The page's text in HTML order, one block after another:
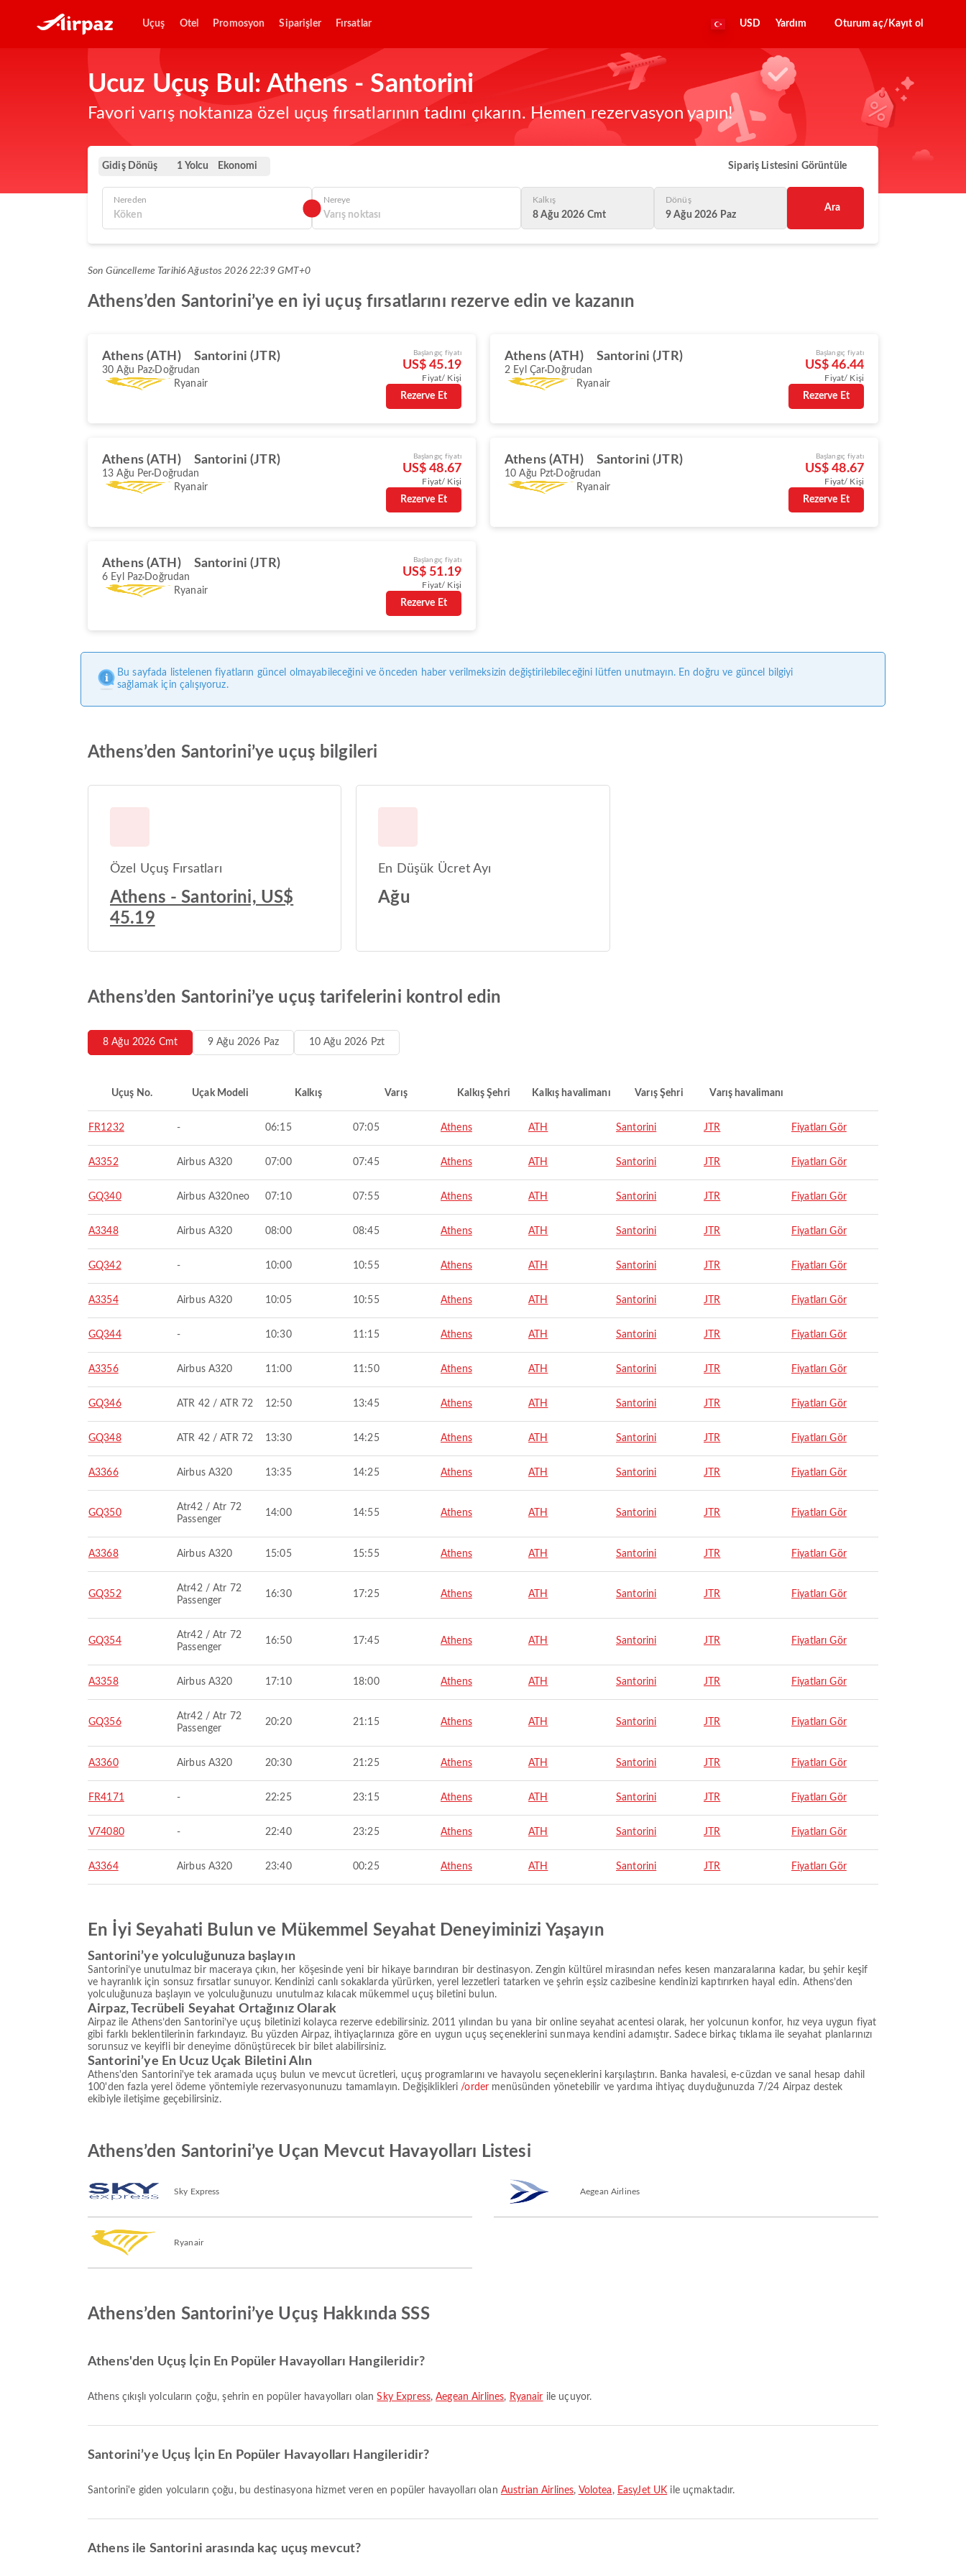
Uçuş Otel Promosyon Siparişler Fırsatlar USD Yardım Oturum aç/Kayıt ol
Ucuz Uçuş Bul: Athens - Santorini
Favori varış noktanıza özel uçuş fırsatlarının tadını çıkarın. Hemen rezervasyon yapın!
Gidiş Dönüş 1 Yolcu Ekonomi Sipariş Listesini Görüntüle
Nereden Nereye Kalkış
8 Ağu 2026 Cmt
Dönüş
9 Ağu 2026 Paz
Ara
Son Güncelleme Tarihi6 Ağustos 2026 22:39 GMT+0
Athens’den Santorini’ye en iyi uçuş fırsatlarını rezerve edin ve kazanın
Athens (ATH) Santorini (JTR)
30 Ağu Paz Doğrudan
Ryanair
Başlangıç fiyatı
US$ 45.19
Fiyat/ Kişi
Rezerve Et
Athens (ATH) Santorini (JTR)
2 Eyl Çar Doğrudan
Ryanair
Başlangıç fiyatı
US$ 46.44
Fiyat/ Kişi
Rezerve Et
Athens (ATH) Santorini (JTR)
13 Ağu Per Doğrudan
Ryanair
Başlangıç fiyatı
US$ 48.67
Fiyat/ Kişi
Rezerve Et
Athens (ATH) Santorini (JTR)
10 Ağu Pzt Doğrudan
Ryanair
Başlangıç fiyatı
US$ 48.67
Fiyat/ Kişi
Rezerve Et
Athens (ATH) Santorini (JTR)
6 Eyl Paz Doğrudan
Ryanair
Başlangıç fiyatı
US$ 51.19
Fiyat/ Kişi
Rezerve Et
Bu sayfada listelenen fiyatların güncel olmayabileceğini ve önceden haber verilmeksizin değiştirilebileceğini lütfen unutmayın. En doğru ve güncel bilgiyi
sağlamak için çalışıyoruz.
Athens’den Santorini’ye uçuş bilgileri
Özel Uçuş Fırsatları
Athens - Santorini, US$
45.19
En Düşük Ücret Ayı
Ağu
Athens’den Santorini’ye uçuş tarifelerini kontrol edin
8 Ağu 2026 Cmt 9 Ağu 2026 Paz 10 Ağu 2026 Pzt
Uçuş No. Uçak Modeli Kalkış Varış Kalkış Şehri Kalkış havalimanı Varış Şehri Varış havalimanı
FR1232 - 06:15 07:05 Athens ATH Santorini JTR Fiyatları Gör
A3352 Airbus A320 07:00 07:45 Athens ATH Santorini JTR Fiyatları Gör
GQ340 Airbus A320neo 07:10 07:55 Athens ATH Santorini JTR Fiyatları Gör
A3348 Airbus A320 08:00 08:45 Athens ATH Santorini JTR Fiyatları Gör
GQ342 - 10:00 10:55 Athens ATH Santorini JTR Fiyatları Gör
A3354 Airbus A320 10:05 10:55 Athens ATH Santorini JTR Fiyatları Gör
GQ344 - 10:30 11:15 Athens ATH Santorini JTR Fiyatları Gör
A3356 Airbus A320 11:00 11:50 Athens ATH Santorini JTR Fiyatları Gör
GQ346 ATR 42 / ATR 72 12:50 13:45 Athens ATH Santorini JTR Fiyatları Gör
GQ348 ATR 42 / ATR 72 13:30 14:25 Athens ATH Santorini JTR Fiyatları Gör
A3366 Airbus A320 13:35 14:25 Athens ATH Santorini JTR Fiyatları Gör
GQ350
Atr42 / Atr 72
Passenger
14:00 14:55 Athens ATH Santorini JTR Fiyatları Gör
A3368 Airbus A320 15:05 15:55 Athens ATH Santorini JTR Fiyatları Gör
GQ352
Atr42 / Atr 72
Passenger
16:30 17:25 Athens ATH Santorini JTR Fiyatları Gör
GQ354
Atr42 / Atr 72
Passenger
16:50 17:45 Athens ATH Santorini JTR Fiyatları Gör
A3358 Airbus A320 17:10 18:00 Athens ATH Santorini JTR Fiyatları Gör
GQ356
Atr42 / Atr 72
Passenger
20:20 21:15 Athens ATH Santorini JTR Fiyatları Gör
A3360 Airbus A320 20:30 21:25 Athens ATH Santorini JTR Fiyatları Gör
FR4171 - 22:25 23:15 Athens ATH Santorini JTR Fiyatları Gör
V74080 - 22:40 23:25 Athens ATH Santorini JTR Fiyatları Gör
A3364 Airbus A320 23:40 00:25 Athens ATH Santorini JTR Fiyatları Gör
En İyi Seyahati Bulun ve Mükemmel Seyahat Deneyiminizi Yaşayın
Santorini’ye yolculuğunuza başlayın
Santorini’ye unutulmaz bir maceraya çıkın, her köşesinde yeni bir hikaye barındıran bir destinasyon. Zengin kültürel mirasından nefes kesen manzaralarına kadar, bu şehir keşif
ve hayranlık için sonsuz fırsatlar sunuyor. Kendinizi canlı sokaklarda yürürken, yerel lezzetleri tatarken ve şehrin eşsiz cazibesine kendinizi kaptırırken hayal edin. Athens’den
yolculuğunuza başlayın ve yolculuğunuzu unutulmaz kılacak mükemmel uçuş biletini bulun.
Airpaz, Tecrübeli Seyahat Ortağınız Olarak
Airpaz ile Athens’den Santorini’ye uçuş biletinizi kolayca rezerve edebilirsiniz. 2011 yılından bu yana bir online seyahat acentesi olarak, her yolcunun konfor, hız veya uygun fiyat
gibi farklı beklentilerinin farkındayız. Bu yüzden Airpaz, ihtiyaçlarınıza göre en uygun uçuş seçeneklerini sunmaya kendini adamıştır. Sadece birkaç tıklama ile seyahat planlarınızı
sorunsuz ve keyifli bir deneyime dönüştürecek bir bilet alabilirsiniz.
Santorini’ye En Ucuz Uçak Biletini Alın
Athens'den Santorini'ye tek aramada uçuş bulun ve mevcut ücretleri, uçuş programlarını ve havayolu seçeneklerini karşılaştırın. Banka havalesi, e-cüzdan ve sanal hesap dahil
100'den fazla yerel ödeme yöntemiyle rezervasyonunuzu tamamlayın. Değişiklikleri /order menüsünden yönetebilir ve yardıma ihtiyaç duyduğunuzda 7/24 Airpaz destek
ekibiyle iletişime geçebilirsiniz.
Athens’den Santorini’ye Uçan Mevcut Havayolları Listesi
Sky Express Aegean Airlines
Ryanair
Athens’den Santorini’ye Uçuş Hakkında SSS
Athens'den Uçuş İçin En Popüler Havayolları Hangileridir?
Athens çıkışlı yolcuların çoğu, şehrin en popüler havayolları olanSky Express,Aegean Airlines, Ryanair ile uçuyor.
Santorini’ye Uçuş İçin En Popüler Havayolları Hangileridir?
Santorini'e giden yolcuların çoğu, bu destinasyona hizmet veren en popüler havayolları olan Austrian Airlines, Volotea , EasyJet UK ile uçmaktadır.
Athens ile Santorini arasında kaç uçuş mevcut?